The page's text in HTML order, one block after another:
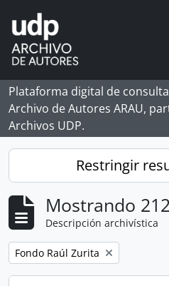
Skip to main content
Plataforma digital de
Archivo de Autores ARAU,
Archivos UDP.
Restringir
Mostrando
Descripción archivística
Remove filter:
Fondo Raúl Zurita